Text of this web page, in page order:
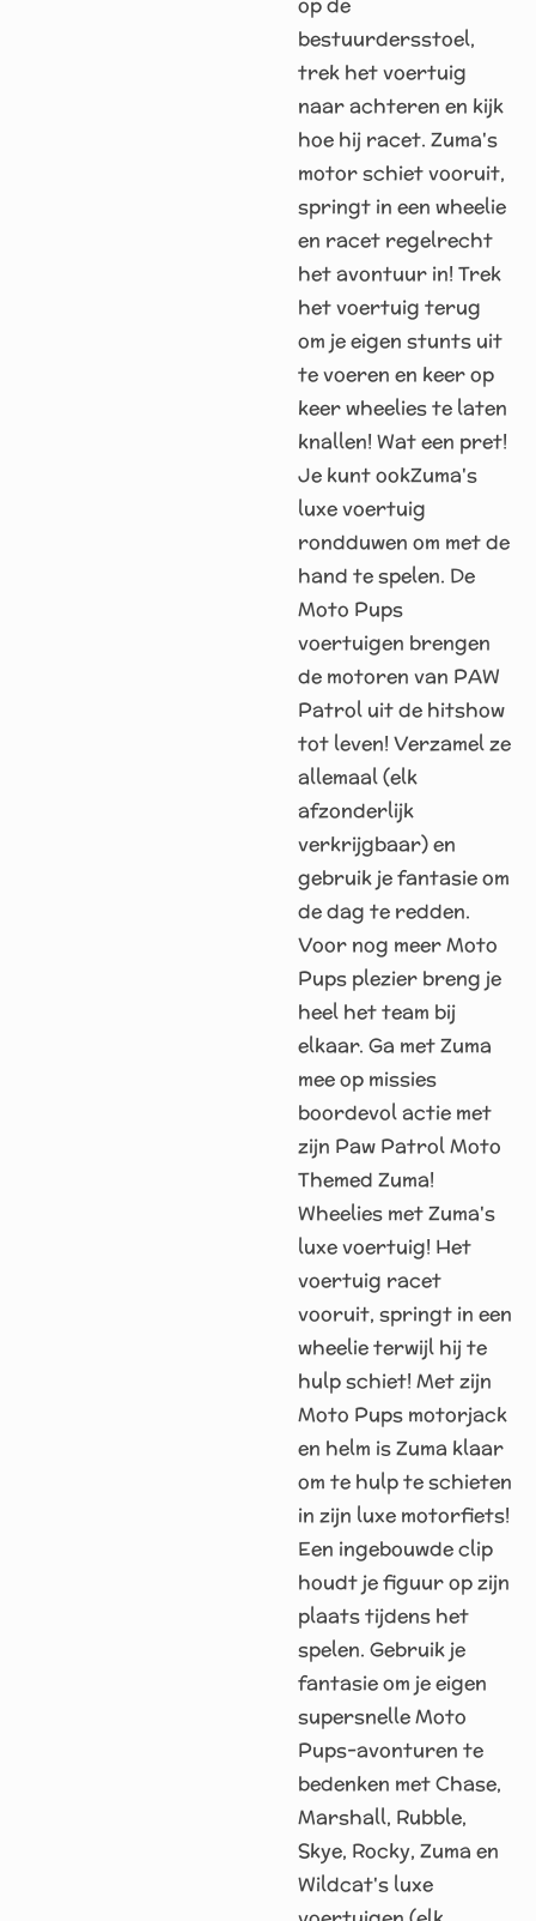
bestuurdersstoel,
trek het voertuig
naar achteren en kijk
hoe hij racet. Zuma's
motor schiet vooruit,
springt in een wheelie
en racet regelrecht
het avontuur in! Trek
het voertuig terug
om je eigen stunts uit
te voeren en keer op
keer wheelies te laten
knallen! Wat een pret!
Je kunt ookZuma's
luxe voertuig
rondduwen om met de
hand te spelen. De
Moto Pups
voertuigen brengen
de motoren van PAW
Patrol uit de hitshow
tot leven! Verzamel ze
allemaal (elk
afzonderlijk
verkrijgbaar) en
gebruik je fantasie om
de dag te redden.
Voor nog meer Moto
Pups plezier breng je
heel het team bij
elkaar. Ga met Zuma
mee op missies
boordevol actie met
zijn Paw Patrol Moto
Themed Zuma!
Wheelies met Zuma's
luxe voertuig! Het
voertuig racet
vooruit, springt in een
wheelie terwijl hij te
hulp schiet! Met zijn
Moto Pups motorjack
en helm is Zuma klaar
om te hulp te schieten
in zijn luxe motorfiets!
Een ingebouwde clip
houdt je figuur op zijn
plaats tijdens het
spelen. Gebruik je
fantasie om je eigen
supersnelle Moto
Pups-avonturen te
bedenken met Chase,
Marshall, Rubble,
Skye, Rocky, Zuma en
Wildcat's luxe